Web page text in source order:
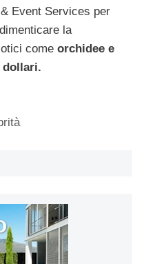
Event Services per
la
come orchidee e
dollari.